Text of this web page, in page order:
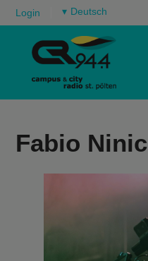
Login ▾
Fabio Ninic